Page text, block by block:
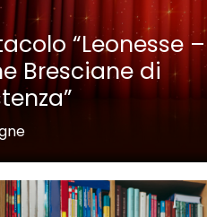
“Leonesse –
Bresciane di